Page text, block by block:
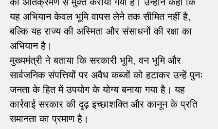
यह अभियान केवल भूमि वापस लेने तक सीमित नहीं है,
बल्कि यह राज्य की अस्मिता और संसाधनों की रक्षा का
अभियान है।
मुख्यमंत्री ने बताया कि सरकारी भूमि, वन भूमि और
सार्वजनिक संपत्तियों पर अवैध कब्जों को हटाकर उन्हें पुनः
जनता के हित में उपयोग के योग्य बनाया गया है। यह
कार्रवाई सरकार की दृढ़ इच्छाशक्ति और कानून के प्रति
समानता का प्रमाण है।